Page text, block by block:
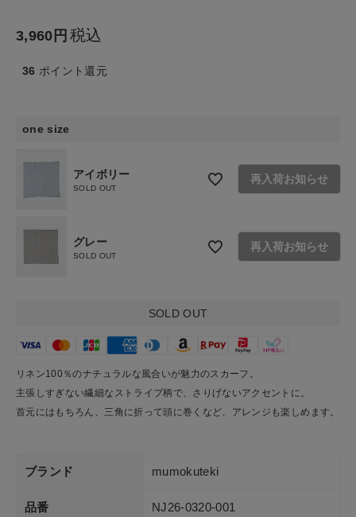
ブランド
お問い合わせ
3,960 税込
36 ポイント還元
one size
アイボリー
SOLD OUT
再入荷お知らせ
グレー
SOLD OUT
再入荷お知らせ
SOLD OUT
リネン100％のナチュラルな風合いが魅力のスカーフ。
主張しすぎない繊細なストライプ柄で、さりげないアクセントに。
首元にはもちろん、三角に折って頭に巻くなど、アレンジも楽しめます。
ブランド mumokuteki
品番 NJ26-0320-001